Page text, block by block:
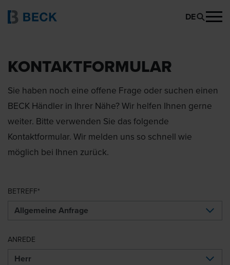
DE
KONTAKTFORMULAR
Sie haben noch eine offene Frage oder suchen einen
BECK Händler in Ihrer Nähe? Wir helfen Ihnen gerne
weiter. Bitte verwenden Sie das folgende
Kontaktformular. Wir melden uns so schnell wie
möglich bei Ihnen zurück.
BETREFF
ANREDE